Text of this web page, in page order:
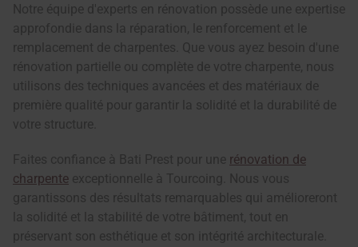
Notre équipe d'experts en rénovation possède une expertise
approfondie dans la réparation, le renforcement et le
remplacement de charpentes. Que vous ayez besoin d'une
rénovation partielle ou complète de votre charpente, nous
utilisons des techniques avancées et des matériaux de
première qualité pour garantir la solidité et la durabilité de
votre structure.
Faites confiance à Bati Prest pour une rénovation de
charpente exceptionnelle à Tourcoing. Nous vous
garantissons des résultats remarquables qui amélioreront
la solidité et la stabilité de votre bâtiment, tout en
préservant son esthétique et son intégrité architecturale.